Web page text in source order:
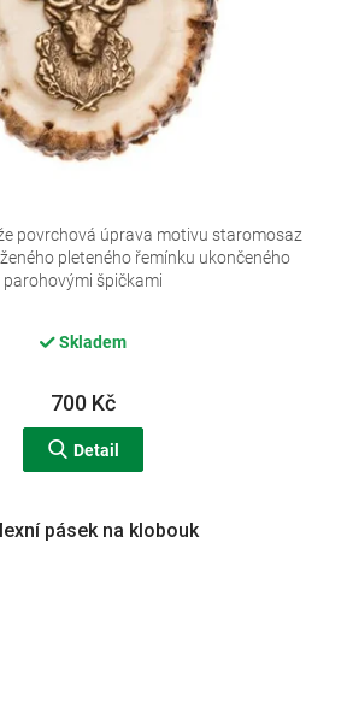
Skladem
700 Kč
Detail
povrchová úprava motivu staromosaz
pleteného řemínku ukončeného
parohovými špičkami
pásek na klobouk